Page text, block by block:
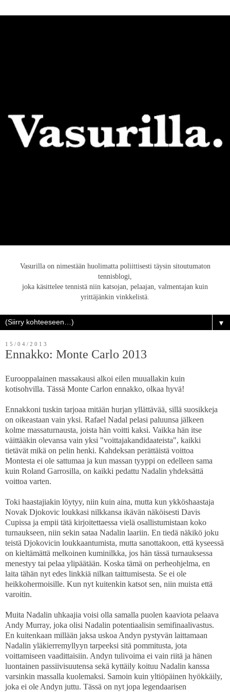
Vasurilla on nimestään huolimatta poliittisesti täysin sitoutumaton
tennisblogi,
joka käsittelee tennistä niin katsojan, pelaajan, valmentajan kuin
yrittäjänkin vinkkelistä.
▼
15/04/2013
Ennakko: Monte Carlo 2013
Eurooppalainen massakausi alkoi eilen muuallakin kuin
kotisohvilla. Tässä Monte Carlon ennakko, olkaa hyvä!
Ennakkoni tuskin tarjoaa mitään hurjan yllättävää, sillä suosikkeja
on oikeastaan vain yksi. Rafael Nadal pelasi paluunsa jälkeen
kolme massaturnausta, joista hän voitti kaksi. Vaikka hän itse
väittääkin olevansa vain yksi "voittajakandidaateista", kaikki
tietävät mikä on pelin henki. Kahdeksan perättäistä voittoa
Montesta ei ole sattumaa ja kun massan tyyppi on edelleen sama
kuin Roland Garrosilla, on kaikki pedattu Nadalin yhdeksättä
voittoa varten.
Toki haastajiakin löytyy, niin kuin aina, mutta kun ykköshaastaja
Novak Djokovic loukkasi nilkkansa ikävän näköisesti Davis
Cupissa ja empii tätä kirjoitettaessa vielä osallistumistaan koko
turnaukseen, niin sekin sataa Nadalin laariin. En tiedä näkikö joku
teistä Djokovicin loukkaantumista, mutta sanottakoon, että kyseessä
on kieltämättä melkoinen kuminilkka, jos hän tässä turnauksessa
menestyy tai pelaa ylipäätään. Koska tämä on perheohjelma, en
laita tähän nyt edes linkkiä nilkan taittumisesta. Se ei ole
heikkohermoisille. Kun nyt kuitenkin katsot sen, niin muista että
varoitin.
Muita Nadalin uhkaajia voisi olla samalla puolen kaaviota pelaava
Andy Murray, joka olisi Nadalin potentiaalisin semifinaalivastus.
En kuitenkaan millään jaksa uskoa Andyn pystyvän laittamaan
Nadalin yläkierremyllyyn tarpeeksi sitä pommitusta, jota
voittamiseen vaadittaisiin. Andyn tulivoima ei vain riitä ja hänen
luontainen passiivisuutensa sekä kyttäily koituu Nadalin kanssa
varsinkin massalla kuolemaksi. Samoin kuin yltiöpäinen hyökkäily,
joka ei ole Andyn juttu. Tässä on nyt jopa legendaarisen